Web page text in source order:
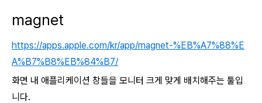
magnet
https://apps.apple.com/kr/app/magnet-%EB%A7%88%E
A%B7%B8%EB%84%B7/
화면 내 애플리케이션 창들을 모니터 크게 맞게 배치해주는 툴입
니다.